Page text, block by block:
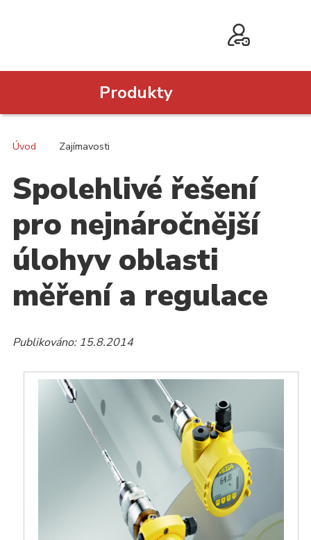
Produkty
Úvod Zajímavosti
Spolehlivé řešení
pro nejnáročnější
úlohyv oblasti
měření a regulace
Publikováno: 15.8.2014